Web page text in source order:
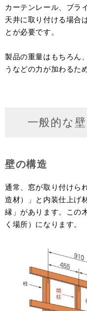
カーテンレール、ブラ
天井に取り付ける場合
とが必要です。
製品の重量はもちろん
うなどの力が加わるた
一般的な
壁の構造
通常、窓が取り付けら
造材）」と内装仕上げ
縁」があります。この
く場所）になります。